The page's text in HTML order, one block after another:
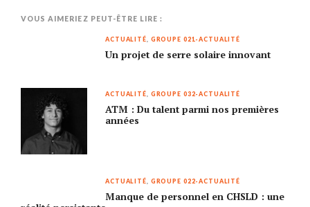
VOUS AIMERIEZ PEUT-ÊTRE LIRE :
ACTUALITÉ GROUPE 021-ACTUALITÉ
Un projet de serre solaire innovant
ACTUALITÉ GROUPE 032-ACTUALITÉ
ATM : Du talent parmi nos premières
années
ACTUALITÉ GROUPE 022-ACTUALITÉ
Manque de personnel en CHSLD : une